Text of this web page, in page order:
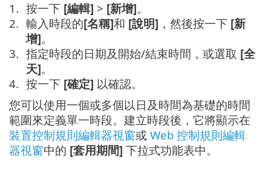
按一下 [編輯] > [新增]。
輸入時段的[名稱]和 [說明] ，然後按一下 [新
增]。
指定時段的日期及開始/結束時間，或選取 [全
天]。
按一下 [確定] 以確認。
您可以使用一個或多個以日及時間為基礎的時間
範圍來定義單一時段。建立時段後，它將顯示在
裝置控制規則編輯器視窗或 Web 控制規則編輯
器視窗中的 [套用期間] 下拉式功能表中。